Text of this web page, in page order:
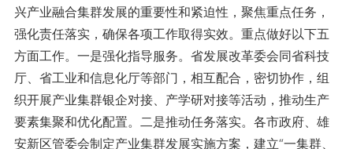
兴产业融合集群发展的重要性和紧迫性，聚焦重点任务，
强化责任落实，确保各项工作取得实效。重点做好以下五
方面工作。一是强化指导服务。省发展改革委会同省科技
厅、省工业和信息化厅等部门，相互配合，密切协作，组
织开展产业集群银企对接、产学研对接等活动，推动生产
要素集聚和优化配置。二是推动任务落实。各市政府、雄
安新区管委会制定产业集群发展实施方案，建立“一集群、